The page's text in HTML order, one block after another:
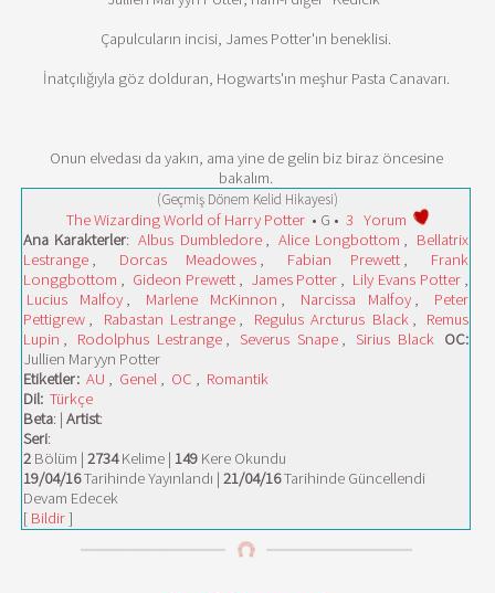
Çapulcuların incisi, James Potter'ın beneklisi.
İnatçılığıyla göz dolduran, Hogwarts'ın meşhur Pasta Canavarı.
Onun elvedası da yakın, ama yine de gelin biz biraz öncesine
bakalım.
(Geçmiş Dönem Kelid Hikayesi)
The Wizarding World of Harry Potter • G • 3 Yorum
Ana Karakterler: Albus Dumbledore , Alice Longbottom , Bellatrix
Lestrange , Dorcas Meadowes , Fabian Prewett ,
Frank
Longgbottom , Gideon Prewett , James Potter , Lily Evans Potter ,
Lucius Malfoy , Marlene McKinnon , Narcissa Malfoy ,
Peter
Pettigrew , Rabastan Lestrange , Regulus Arcturus Black ,
Remus
Lupin , Rodolphus Lestrange , Severus Snape , Sirius Black OC:
Jullien Maryyn Potter
Etiketler: AU , Genel , OC , Romantik
Dil: Türkçe
Beta: | Artist:
Seri:
2 Bölüm | 2734Kelime | 149 Kere Okundu
19/04/16Tarihinde Yayınlandı | 21/04/16Tarihinde Güncellendi
Devam Edecek
[ Bildir]